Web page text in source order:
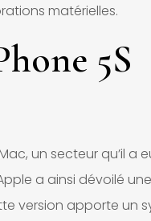
matérielles.
5S
un secteur qu’il a
a ainsi dévoilé une
version apporte un